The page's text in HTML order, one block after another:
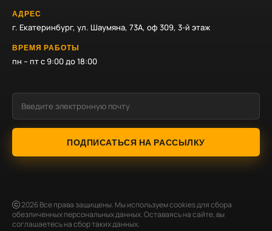
АДРЕС
г. Екатеринбург, ул. Шаумяна, 73А, оф 309, 3-й этаж
ВРЕМЯ РАБОТЫ
пн – пт с 9:00 до 18:00
ПОДПИСАТЬСЯ НА РАССЫЛКУ
2026Все права защищены. Мы используем cookies для сбора
обезличенных персональных данных. Оставаясь на сайте, вы
соглашаетесь на сбор таких данных.